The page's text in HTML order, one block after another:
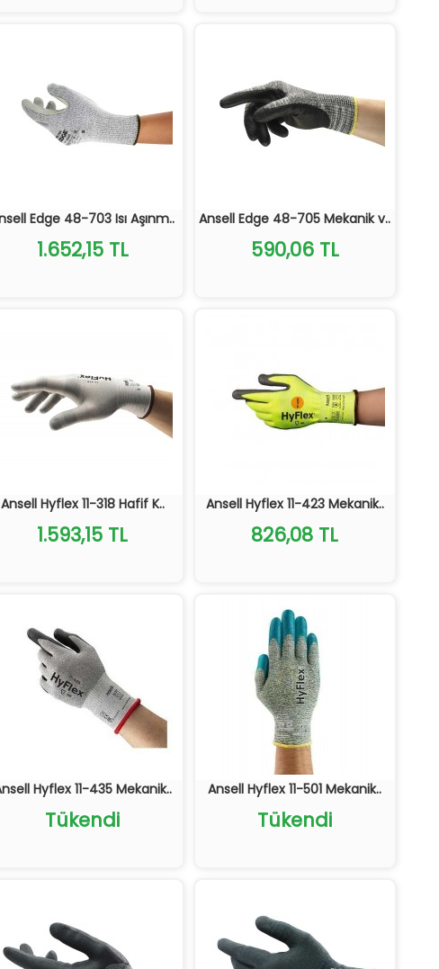
Edge 48-703 Isı Aşınm..
1.652,15 TL
Ansell Edge 48-705 Mekanik v..
590,06 TL
Ansell Hyflex 11-318 Hafif K..
1.593,15 TL
Ansell Hyflex 11-423 Mekanik..
826,08 TL
Hyflex 11-435 Mekanik..
Tükendi
Ansell Hyflex 11-501 Mekanik..
Tükendi